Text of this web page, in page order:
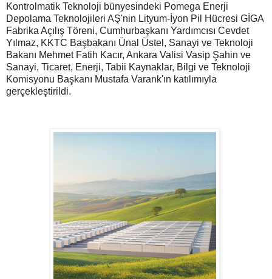
Kontrolmatik Teknoloji bünyesindeki Pomega Enerji
Depolama Teknolojileri AŞ'nin Lityum-İyon Pil Hücresi GİGA
Fabrika Açılış Töreni, Cumhurbaşkanı Yardımcısı Cevdet
Yılmaz, KKTC Başbakanı Ünal Üstel, Sanayi ve Teknoloji
Bakanı Mehmet Fatih Kacır, Ankara Valisi Vasip Şahin ve
Sanayi, Ticaret, Enerji, Tabii Kaynaklar, Bilgi ve Teknoloji
Komisyonu Başkanı Mustafa Varank'ın katılımıyla
gerçekleştirildi.